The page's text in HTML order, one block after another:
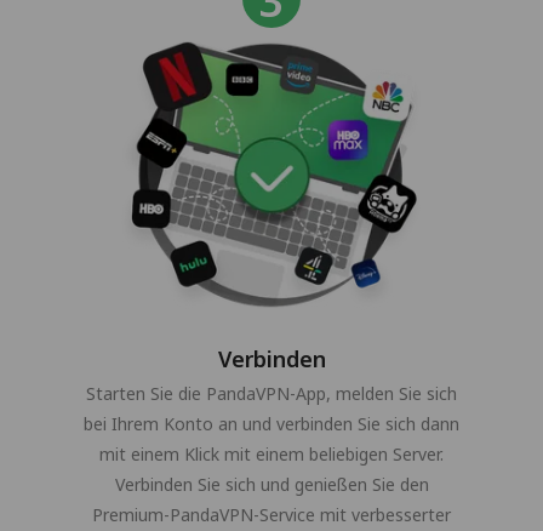
Verbinden
Starten Sie die PandaVPN-App, melden Sie sich
bei Ihrem Konto an und verbinden Sie sich dann
mit einem Klick mit einem beliebigen Server.
Verbinden Sie sich und genießen Sie den
Premium-PandaVPN-Service mit verbesserter